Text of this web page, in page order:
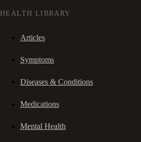
HEALTH LIBRARY
Articles
Symptoms
Diseases & Conditions
Medications
Mental Health